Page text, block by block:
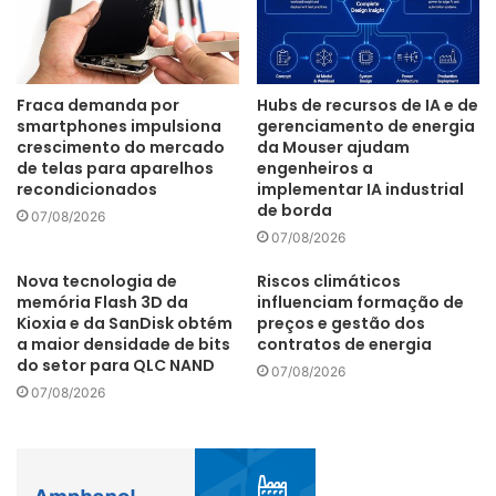
um reposicionamento do mercado de trabalho. Isso não
quer dizer que as pessoas vão perder seus empregos.
Novos trabalhos, novos ofícios e novas funções surgirão
em função da IA.”
Brasil Capacidade empresas
especialistas
IEEE produtividade setores
usinas
Fraca demanda por
smartphones impulsiona
crescimento do mercado
de telas para aparelhos
recondicionados
07/08/2026
Hubs de recursos de IA e de
gerenciamento de energia
da Mouser ajudam
engenheiros a
implementar IA industrial
de borda
07/08/2026
Nova tecnologia de
memória Flash 3D da
Kioxia e da SanDisk obtém
a maior densidade de bits
do setor para QLC NAND
07/08/2026
Riscos climáticos
influenciam formação de
preços e gestão dos
contratos de energia
07/08/2026